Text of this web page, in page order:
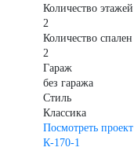
Количество этажей
2
Количество спален
2
Гараж
без гаража
Стиль
Классика
Посмотреть проект
К-170-1